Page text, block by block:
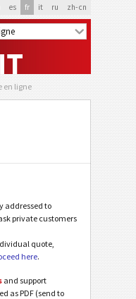
es fr it ru zh-cn
en ligne
addressed to
private customers
quote,
here.
and support
as PDF (send to